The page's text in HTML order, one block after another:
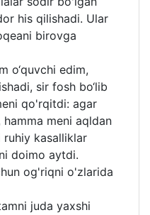
his qilishadi. Ular
birovga
o‘quvchi edim,
sir fosh bo‘lib
qo'rqitdi: agar
meni aqldan
ruhiy kasalliklar
doimo aytdi.
og'riqni o'zlarida
juda yaxshi